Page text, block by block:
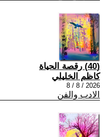
(40) رقصة الحياة
كاظم الخليلي
2026 / 8 / 8
الادب والفن